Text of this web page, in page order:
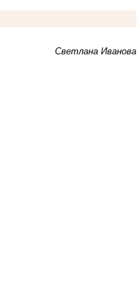
Светлана Иванова